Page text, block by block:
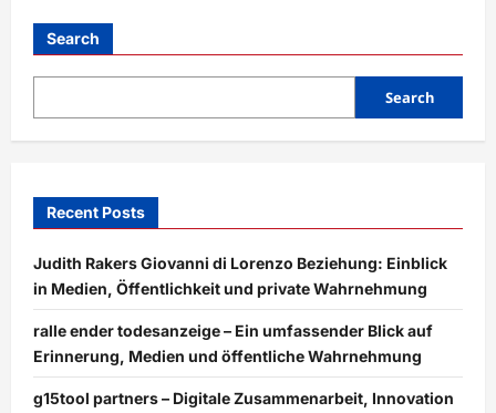
Alles,
Sie
die
wissen
Search
Search
Recent Posts
Judith Rakers Giovanni di Lorenzo Beziehung: Einblick
in Medien, Öffentlichkeit und private Wahrnehmung
ralle ender todesanzeige – Ein umfassender Blick auf
Erinnerung, Medien und öffentliche Wahrnehmung
g15tool partners – Digitale Zusammenarbeit, Innovation